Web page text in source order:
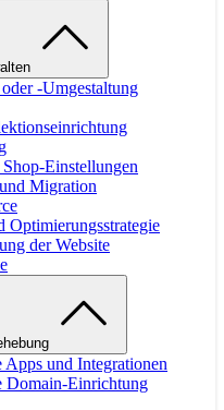
-Umgestaltung
Einstellungen
Migration
Optimierungsstrategie
der Website
Apps und Integrationen
Domain-Einrichtung